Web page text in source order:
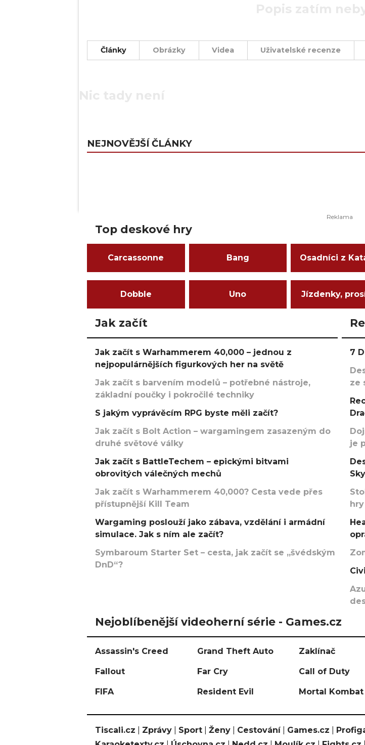
Články Obrázky Videa Uživatelské recenze
NEJNOVĚJŠÍ ČLÁNKY
Top deskové hry
Carcassonne Bang Osadníci z
Dobble Uno Jízdenky,
Jak začít
Jak začít s Warhammerem 40,000 – jednou z
nejpopulárnějších figurkových her na světě
Jak začít s barvením modelů – potřebné nástroje,
základní poučky i pokročilé techniky
S jakým vyprávěcím RPG byste měli začít?
Jak začít s Bolt Action – wargamingem zasazeným do
druhé světové války
Jak začít s BattleTechem – epickými bitvami
obrovitých válečných mechů
Jak začít s Warhammerem 40,000? Cesta vede přes
přístupnější Kill Team
Wargaming poslouží jako zábava, vzdělání i armádní
simulace. Jak s ním ale začít?
Symbaroum Starter Set – cesta, jak začít se „švédským
DnD“?
7
ze
je
Nejoblíbenější videoherní série - Games.cz
Assassin's Creed Grand Theft Auto Zaklínač
Fallout Far Cry Call of Duty
FIFA Resident Evil Mortal Kombat
Tiscali.cz Zprávy Sport Ženy Cestování| Games.cz